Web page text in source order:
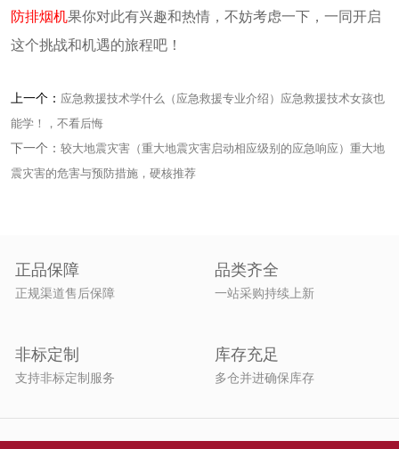
防排烟机果你对此有兴趣和热情，不妨考虑一下，一同开启
这个挑战和机遇的旅程吧！
上一个： 应急救援技术学什么（应急救援专业介绍）应急救援技术女孩也
能学！，不看后悔
下一个： 较大地震灾害（重大地震灾害启动相应级别的应急响应）重大地
震灾害的危害与预防措施，硬核推荐
正品保障
正规渠道售后保障
品类齐全
一站采购持续上新
非标定制
支持非标定制服务
库存充足
多仓并进确保库存